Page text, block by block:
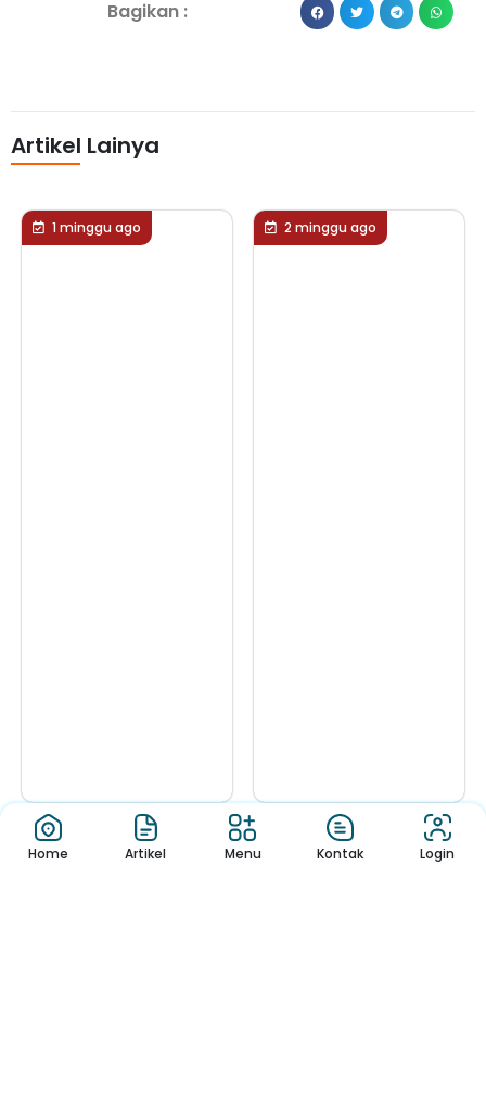
Bagikan :
Artikel Lainya
2 minggu ago
Hacked by
CoupDeGrace
2 minggu ago
Tes IQ Siswa
3 Banyuwangi
Home Artikel Menu Kontak Login